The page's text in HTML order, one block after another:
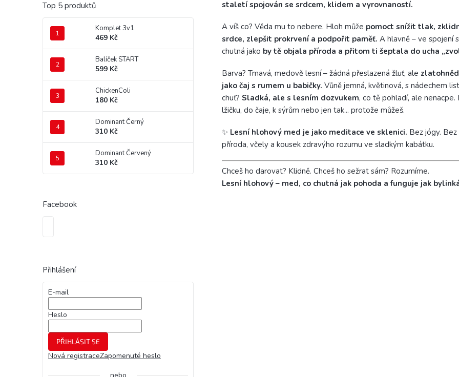
Top 5 produktů
Komplet 3v1
469 Kč
Balíček START
599 Kč
ChickenColi
180 Kč
Dominant Černý
310 Kč
Dominant Červený
310 Kč
Facebook
Přihlášení
E-mail
Heslo
PŘIHLÁSIT SE
Nová registraceZapomenuté heslo
staletí spojován se srdcem, klidem a vyrovnaností.
A víš co? Věda mu to nebere. Hloh může pomoct snížit tlak,
srdce, zlepšit prokrvení a podpořit paměť. A hlavně – ve spojení
chutná jako by tě objala příroda a přitom ti šeptala do ucha
Barva? Tmavá, medově lesní – žádná přeslazená žluť, ale
jako čaj s rumem u babičky. Vůně jemná, květinová, s nádechem
chuť? Sladká, ale s lesním dozvukem, co tě pohladí, ale nenacpe.
lžičku, do čaje, k sýrům nebo jen tak... protože můžeš.
✨ Lesní hlohový med je jako meditace ve sklenici. Bez jógy. Bez
příroda, včely a kousek zdravýho rozumu ve sladkým kabátku.
Chceš ho darovat? Klidně. Chceš ho sežrat sám? Rozumíme.
Lesní hlohový – med, co chutná jak pohoda a funguje jak